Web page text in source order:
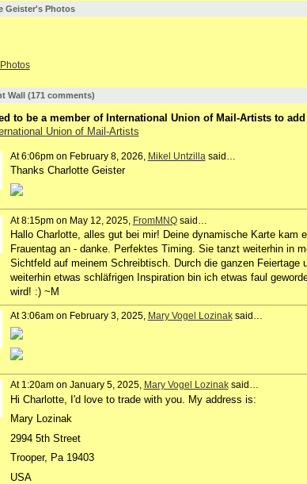
Geister's Photos
Wall (171 comments)
to be a member of International Union of Mail-Artists to
Union of Mail-Artists
At 6:06pm on February 8, 2026, Mikel Untzillasaid…
Thanks Charlotte Geister
At 8:15pm on May 12, 2025, FromMNQsaid…
Hallo Charlotte, alles gut bei mir! Deine dynamische Karte kam
Frauentag an - danke. Perfektes Timing. Sie tanzt weiterhin in
Sichtfeld auf meinem Schreibtisch. Durch die ganzen Feiertage
weiterhin etwas schläfrigen Inspiration bin ich etwas faul
wird! :) ~M
At 3:06am on February 3, 2025, Mary Vogel Lozinaksaid…
At 1:20am on January 5, 2025, Mary Vogel Lozinaksaid…
Hi Charlotte, I'd love to trade with you. My address is:
Mary Lozinak
2994 5th Street
Trooper, Pa 19403
USA